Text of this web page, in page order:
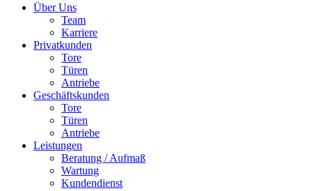
Über Uns
Team
Karriere
Privatkunden
Tore
Türen
Antriebe
Geschäftskunden
Tore
Türen
Antriebe
Leistungen
Beratung / Aufmaß
Wartung
Kundendienst